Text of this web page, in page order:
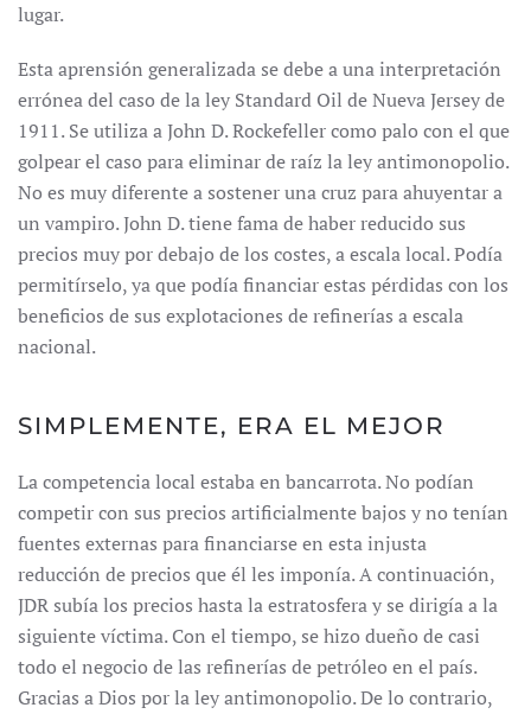
lugar.
Esta aprensión generalizada se debe a una interpretación
errónea del caso de la ley Standard Oil de Nueva Jersey de
1911. Se utiliza a John D. Rockefeller como palo con el que
golpear el caso para eliminar de raíz la ley antimonopolio.
No es muy diferente a sostener una cruz para ahuyentar a
un vampiro. John D. tiene fama de haber reducido sus
precios muy por debajo de los costes, a escala local. Podía
permitírselo, ya que podía financiar estas pérdidas con los
beneficios de sus explotaciones de refinerías a escala
nacional.
SIMPLEMENTE, ERA EL MEJOR
La competencia local estaba en bancarrota. No podían
competir con sus precios artificialmente bajos y no tenían
fuentes externas para financiarse en esta injusta
reducción de precios que él les imponía. A continuación,
JDR subía los precios hasta la estratosfera y se dirigía a la
siguiente víctima. Con el tiempo, se hizo dueño de casi
todo el negocio de las refinerías de petróleo en el país.
Gracias a Dios por la ley antimonopolio. De lo contrario,